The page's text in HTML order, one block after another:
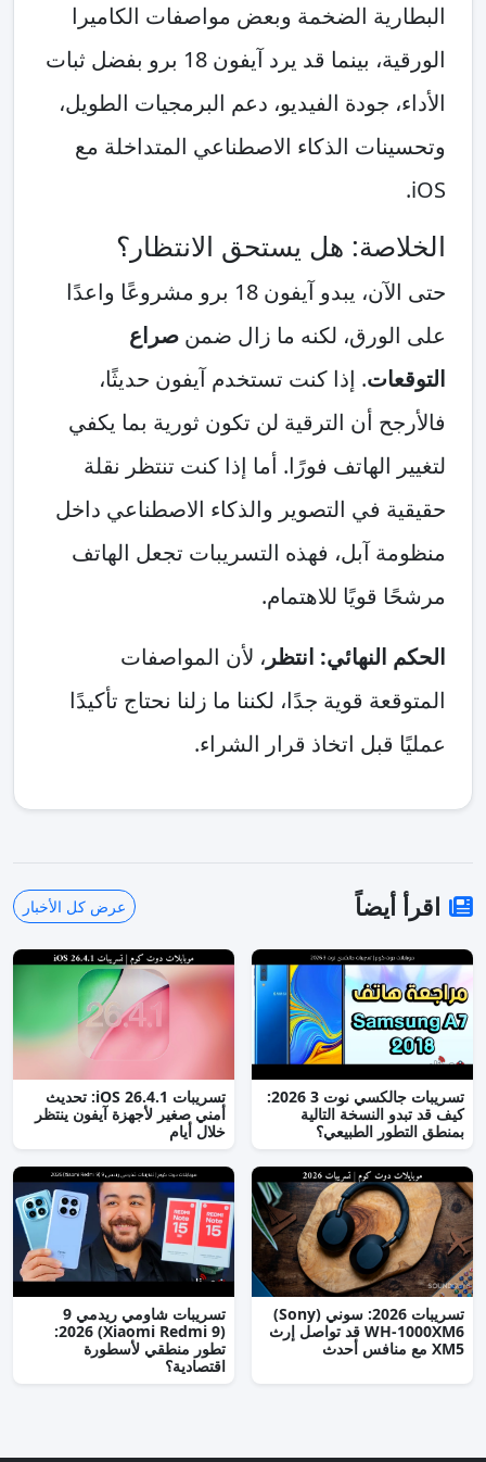
البطارية الضخمة وبعض مواصفات الكاميرا
الورقية، بينما قد يرد آيفون 18 برو بفضل ثبات
الأداء، جودة الفيديو، دعم البرمجيات الطويل،
وتحسينات الذكاء الاصطناعي المتداخلة مع
iOS.
الخلاصة: هل يستحق الانتظار؟
حتى الآن، يبدو آيفون 18 برو مشروعًا واعدًا
على الورق، لكنه ما زال ضمن صراع
التوقعات. إذا كنت تستخدم آيفون حديثًا،
فالأرجح أن الترقية لن تكون ثورية بما يكفي
لتغيير الهاتف فورًا. أما إذا كنت تنتظر نقلة
حقيقية في التصوير والذكاء الاصطناعي داخل
منظومة آبل، فهذه التسريبات تجعل الهاتف
مرشحًا قويًا للاهتمام.
الحكم النهائي: انتظر ، لأن المواصفات
المتوقعة قوية جدًا، لكننا ما زلنا نحتاج تأكيدًا
عمليًا قبل اتخاذ قرار الشراء.
اقرأ أيضاً عرض كل الأخبار
تسريبات جالكسي نوت 3 2026:
كيف قد تبدو النسخة التالية
بمنطق التطور الطبيعي؟
تسريبات iOS 26.4.1: تحديث
أمني صغير لأجهزة آيفون ينتظر
خلال أيام
تسريبات 2026: سوني (Sony)
WH-1000XM6 قد تواصل إرث
XM5 مع منافس أحدث
تسريبات شاومي ريدمي 9
(Xiaomi Redmi 9) 2026:
تطور منطقي لأسطورة
اقتصادية؟